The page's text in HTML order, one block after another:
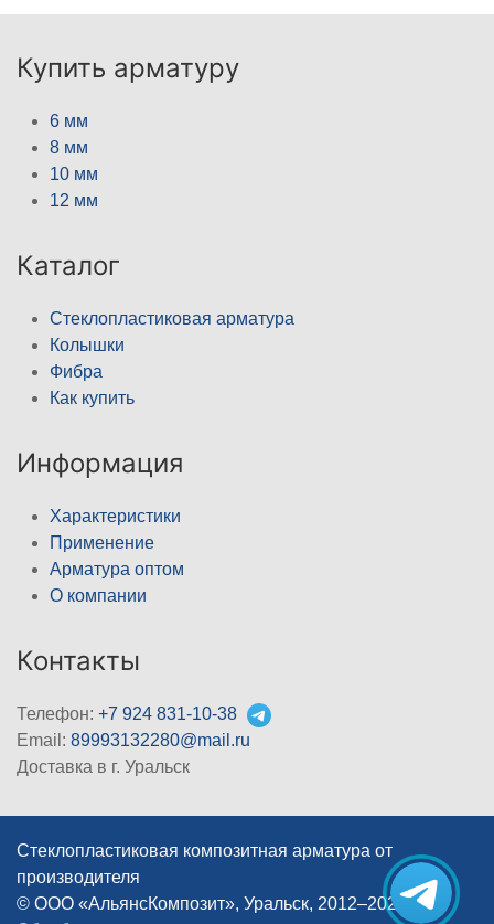
Купить арматуру
6 мм
8 мм
10 мм
12 мм
Каталог
Стеклопластиковая арматура
Колышки
Фибра
Как купить
Информация
Характеристики
Применение
Арматура оптом
О компании
Контакты
Телефон: +7 924 831-10-38
Email: 89993132280@mail.ru
Доставка в г. Уральск
Стеклопластиковая композитная арматура от
производителя
© ООО «АльянсКомпозит», Уральск, 2012–2026 |